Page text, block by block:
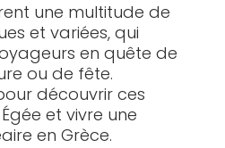
une multitude de
et variées, qui
en quête de
ou de fête.
découvrir ces
et vivre une
en Grèce.